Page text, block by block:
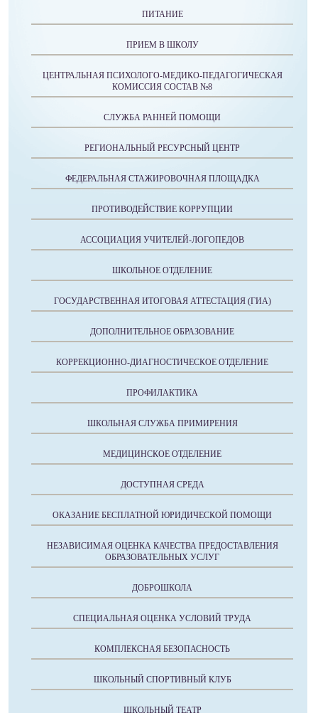
ПИТАНИЕ
ПРИЕМ В ШКОЛУ
ЦЕНТРАЛЬНАЯ ПСИХОЛОГО-МЕДИКО-ПЕДАГОГИЧЕСКАЯ
КОМИССИЯ СОСТАВ №8
СЛУЖБА РАННЕЙ ПОМОЩИ
РЕГИОНАЛЬНЫЙ РЕСУРСНЫЙ ЦЕНТР
ФЕДЕРАЛЬНАЯ СТАЖИРОВОЧНАЯ ПЛОЩАДКА
ПРОТИВОДЕЙСТВИЕ КОРРУПЦИИ
АССОЦИАЦИЯ УЧИТЕЛЕЙ-ЛОГОПЕДОВ
ШКОЛЬНОЕ ОТДЕЛЕНИЕ
ГОСУДАРСТВЕННАЯ ИТОГОВАЯ АТТЕСТАЦИЯ (ГИА)
ДОПОЛНИТЕЛЬНОЕ ОБРАЗОВАНИЕ
КОРРЕКЦИОННО-ДИАГНОСТИЧЕСКОЕ ОТДЕЛЕНИЕ
ПРОФИЛАКТИКА
ШКОЛЬНАЯ СЛУЖБА ПРИМИРЕНИЯ
МЕДИЦИНСКОЕ ОТДЕЛЕНИЕ
ДОСТУПНАЯ СРЕДА
ОКАЗАНИЕ БЕСПЛАТНОЙ ЮРИДИЧЕСКОЙ ПОМОЩИ
НЕЗАВИСИМАЯ ОЦЕНКА КАЧЕСТВА ПРЕДОСТАВЛЕНИЯ
ОБРАЗОВАТЕЛЬНЫХ УСЛУГ
ДОБРОШКОЛА
СПЕЦИАЛЬНАЯ ОЦЕНКА УСЛОВИЙ ТРУДА
КОМПЛЕКСНАЯ БЕЗОПАСНОСТЬ
ШКОЛЬНЫЙ СПОРТИВНЫЙ КЛУБ
ШКОЛЬНЫЙ ТЕАТР